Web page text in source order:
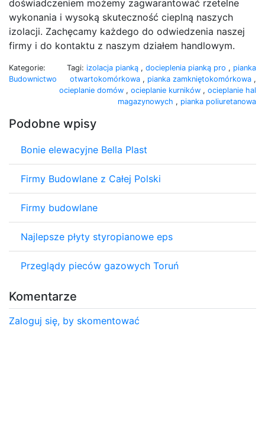
doświadczeniem możemy zagwarantować rzetelne
wykonania i wysoką skuteczność cieplną naszych
izolacji. Zachęcamy każdego do odwiedzenia naszej
firmy i do kontaktu z naszym działem handlowym.
Kategorie:
Budownictwo
Tagi: izolacja pianką , docieplenia pianką pro , pianka
otwartokomórkowa , pianka zamkniętokomórkowa ,
ocieplanie domów , ocieplanie kurników , ocieplanie hal
magazynowych , pianka poliuretanowa
Podobne wpisy
Bonie elewacyjne Bella Plast
Firmy Budowlane z Całej Polski
Firmy budowlane
Najlepsze płyty styropianowe eps
Przeglądy pieców gazowych Toruń
Komentarze
Zaloguj się, by skomentować